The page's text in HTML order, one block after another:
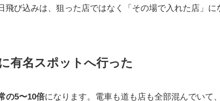
飛び込みは、狙った店ではなく「その場で入れた店」に
名スポットへ行った
の5〜10倍になります。電車も道も店も全部混んでいて